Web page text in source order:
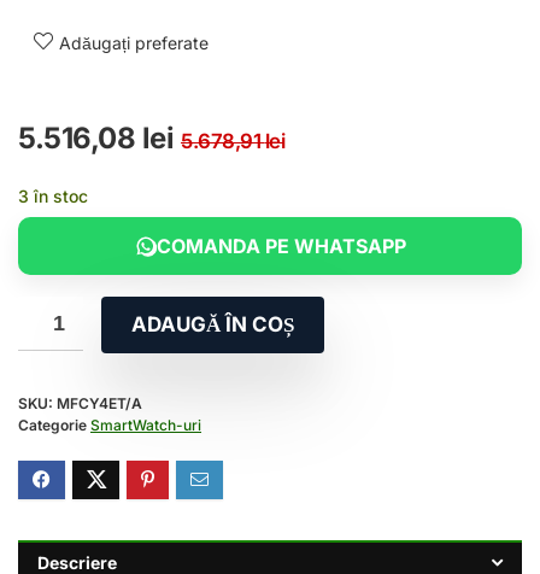
Adăugați preferate
5.678,91leiPrețul inițial a
5.516,08 lei Prețul curent este:
3 în stoc
COMANDA PE WHATSAPP
ADAUGĂ ÎN COȘ
SKU: MFCY4ET/A
Categorie SmartWatch-uri
Descriere